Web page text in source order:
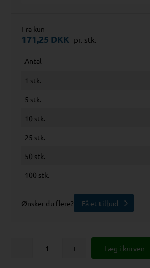
Fra kun
171,25 DKK pr. stk.
Antal
1 stk.
5 stk.
10 stk.
25 stk.
50 stk.
100 stk.
Ønsker du flere? Få et tilbud
- +